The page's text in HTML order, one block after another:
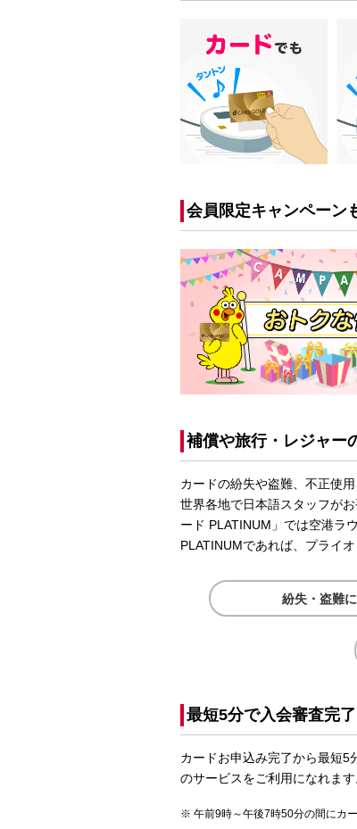
会員限定キャンペーン
補償や旅行・レジャー
カードの紛失や盗難、不正使
世界各地で日本語スタッフが
ード PLATINUM」では空港ラ
PLATINUMであれば、プライ
紛失・盗難
最短5分で入会審査完了
カードお申込み完了から最短5
のサービスをご利用になれます
午前9時～午後7時50分の間にカ